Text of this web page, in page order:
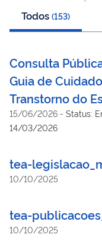
Todos (153)
Consulta
Guia de
Transtorno do
15/06/2026 - Status:
14/03/2026
tea-
10/10/2025
tea-
10/10/2025